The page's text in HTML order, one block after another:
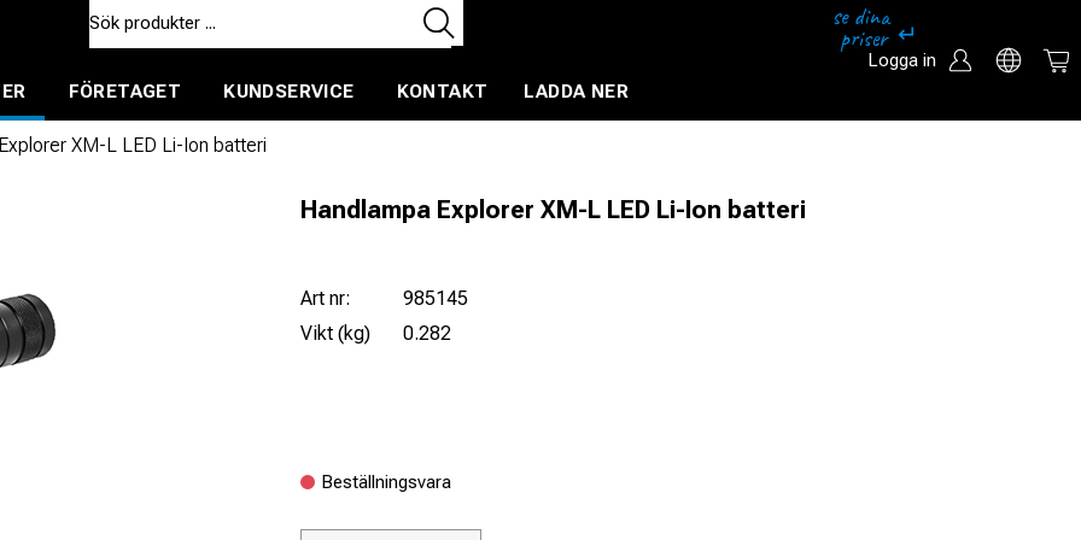
Logga in
FÖRETAGET KUNDSERVICE KONTAKT LADDA NER
XM-L LED Li-Ion batteri
Handlampa Explorer XM-L LED Li-Ion batteri
Art nr:
985145
Vikt (kg)
0.282
Beställningsvara